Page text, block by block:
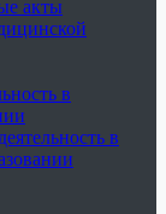
акты
в
в